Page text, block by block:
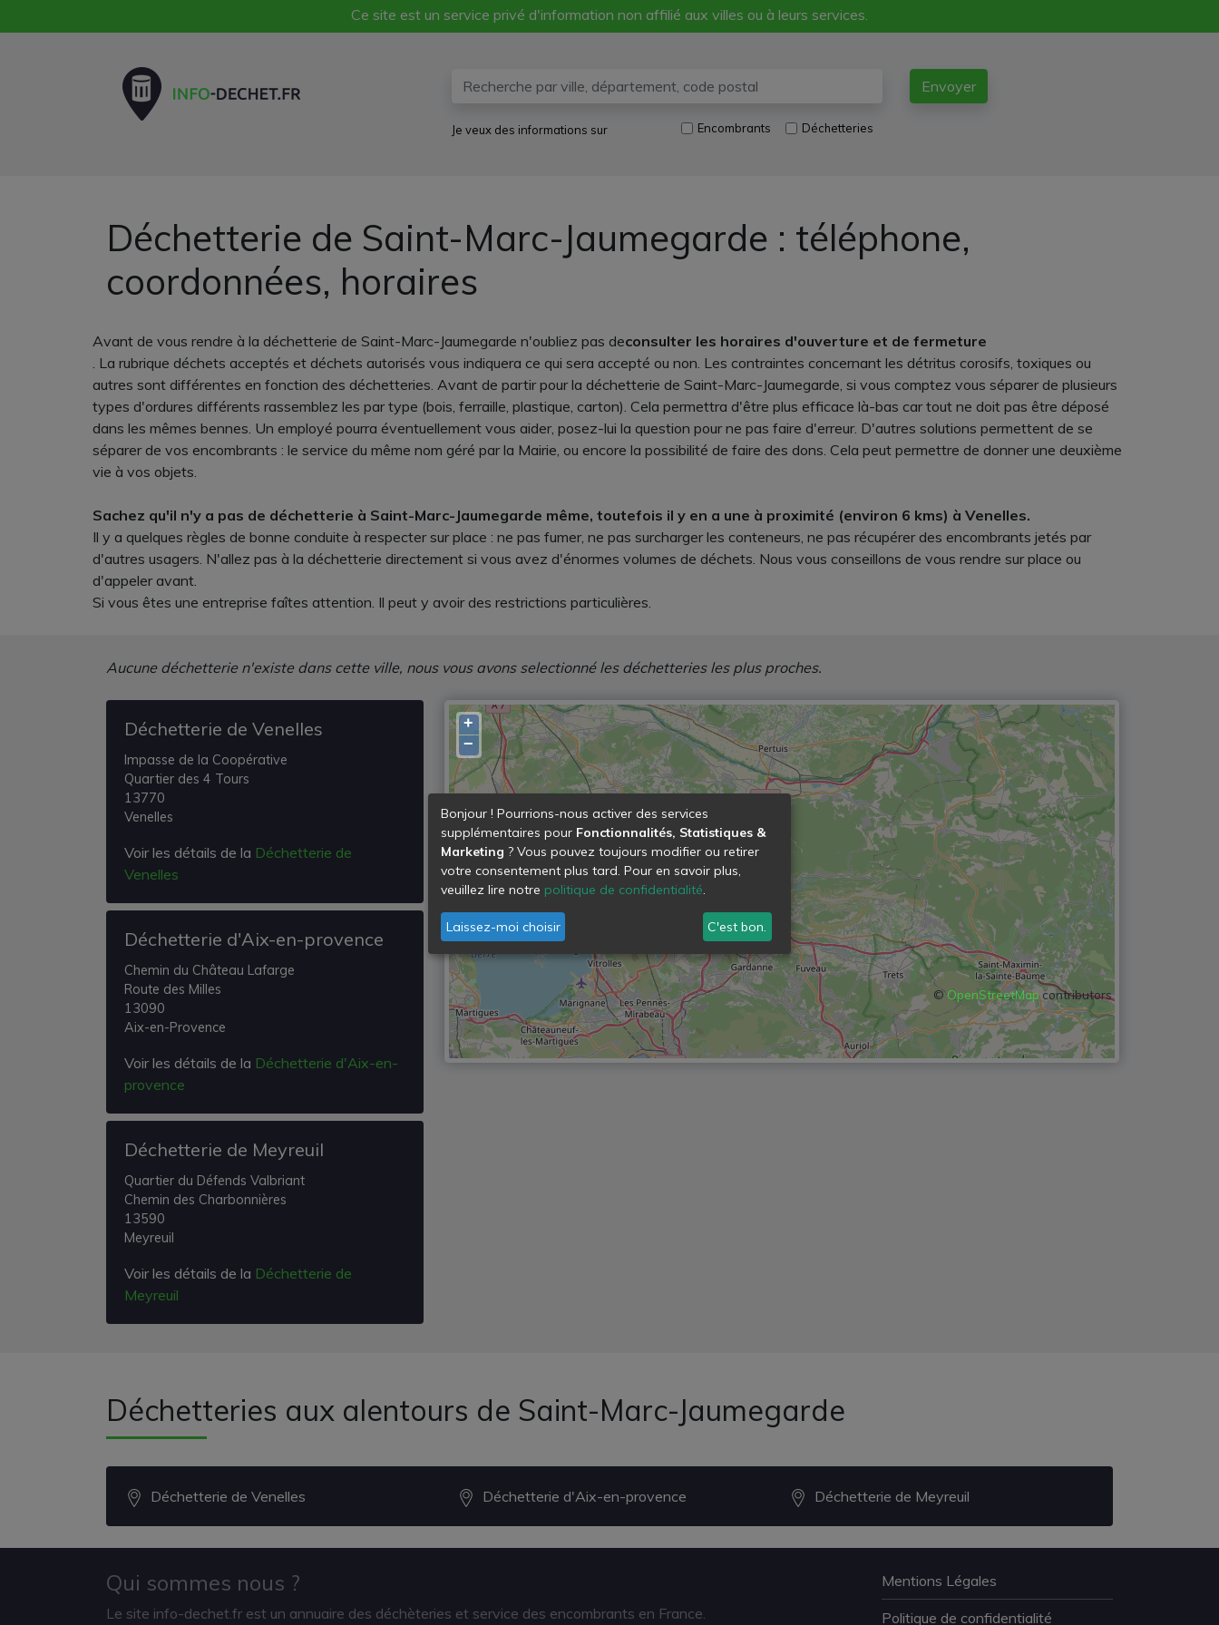
Ce site est un service privé d'information non affilié aux villes ou à leurs services.
Envoyer
Je veux des informations sur Encombrants Déchetteries
Déchetterie de Saint-Marc-Jaumegarde : téléphone,
coordonnées, horaires
Avant de vous rendre à la déchetterie de Saint-Marc-Jaumegarde n'oubliez pas deconsulter les horaires d'ouverture et de fermeture
. La rubrique déchets acceptés et déchets autorisés vous indiquera ce qui sera accepté ou non. Les contraintes concernant les détritus corosifs, toxiques ou
autres sont différentes en fonction des déchetteries. Avant de partir pour la déchetterie de Saint-Marc-Jaumegarde, si vous comptez vous séparer de plusieurs
types d'ordures différents rassemblez les par type (bois, ferraille, plastique, carton). Cela permettra d'être plus efficace là-bas car tout ne doit pas être déposé
dans les mêmes bennes. Un employé pourra éventuellement vous aider, posez-lui la question pour ne pas faire d'erreur. D'autres solutions permettent de se
séparer de vos encombrants : le service du même nom géré par la Mairie, ou encore la possibilité de faire des dons. Cela peut permettre de donner une deuxième
vie à vos objets.
Sachez qu'il n'y a pas de déchetterie à Saint-Marc-Jaumegarde même, toutefois il y en a une à proximité (environ 6 kms) à Venelles.
Il y a quelques règles de bonne conduite à respecter sur place : ne pas fumer, ne pas surcharger les conteneurs, ne pas récupérer des encombrants jetés par
d'autres usagers. N'allez pas à la déchetterie directement si vous avez d'énormes volumes de déchets. Nous vous conseillons de vous rendre sur place ou
d'appeler avant.
Si vous êtes une entreprise faîtes attention. Il peut y avoir des restrictions particulières.
Aucune déchetterie n'existe dans cette ville, nous vous avons selectionné les déchetteries les plus proches.
Déchetterie de Venelles
Impasse de la Coopérative
Quartier des 4 Tours
13770
Venelles
Voir les détails de la Déchetterie de
Venelles
Déchetterie d'Aix-en-provence
Chemin du Château Lafarge
Route des Milles
13090
Aix-en-Provence
Voir les détails de la Déchetterie d'Aix-en-
provence
Déchetterie de Meyreuil
Quartier du Défends Valbriant
Chemin des Charbonnières
13590
Meyreuil
Voir les détails de la Déchetterie de
Meyreuil
+
−
© OpenStreetMapcontributors
Déchetteries aux alentours de Saint-Marc-Jaumegarde
Déchetterie de Venelles Déchetterie d'Aix-en-provence Déchetterie de Meyreuil
Qui sommes nous ?
Le site info-dechet.fr est un annuaire des déchèteries et service des encombrants en France.
Mentions Légales
Politique de confidentialité
Bonjour ! Pourrions-nous activer des services
supplémentaires pour Fonctionnalités, Statistiques &
Marketing ? Vous pouvez toujours modifier ou retirer
votre consentement plus tard. Pour en savoir plus,
veuillez lire notre politique de confidentialité.
Laissez-moi choisir C'est bon.